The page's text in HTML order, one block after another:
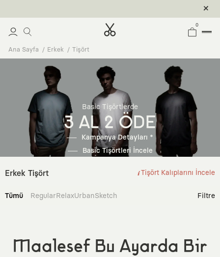
0
Ana Sayfa Erkek Tişört
Basic Tişörtlerde
3 AL 2 ÖDE
Kampanya Detayları *
Basic Tişörtleri İncele
Erkek Tişört Tişört Kalıplarını İncele
Tümü RegularRelaxUrbanSketch Filtre
Maalesef Bu Ayarda Bir